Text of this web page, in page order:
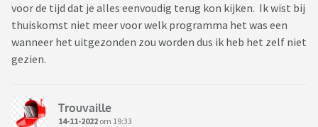
voor de tijd dat je alles eenvoudig terug kon kijken. Ik wist bij
thuiskomst niet meer voor welk programma het was een
wanneer het uitgezonden zou worden dus ik heb het zelf niet
gezien.
Trouvaille
14-11-2022 om 19:33